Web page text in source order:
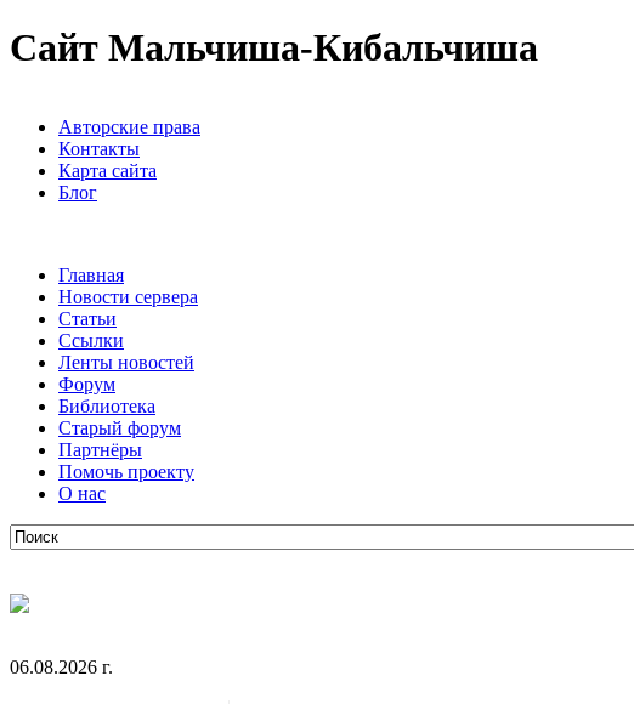
Сайт Мальчиша-Кибальчиша
Авторские права
Контакты
Карта сайта
Блог
Главная
Новости сервера
Статьи
Ссылки
Ленты новостей
Форум
Библиотека
Старый форум
Партнёры
Помочь проекту
О нас
06.08.2026 г.